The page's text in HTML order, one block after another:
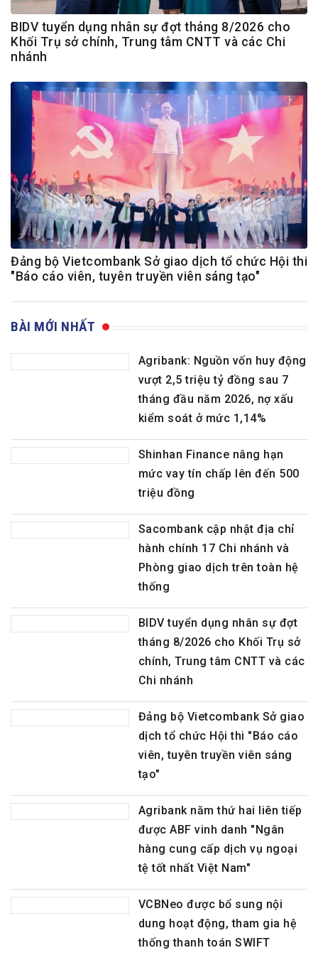
BIDV tuyển dụng nhân sự đợt tháng 8/2026 cho
Khối Trụ sở chính, Trung tâm CNTT và các Chi
nhánh
Đảng bộ Vietcombank Sở giao dịch tổ chức Hội thi
"Báo cáo viên, tuyên truyền viên sáng tạo"
BÀI MỚI NHẤT
Agribank: Nguồn vốn huy động
vượt 2,5 triệu tỷ đồng sau 7
tháng đầu năm 2026, nợ xấu
kiểm soát ở mức 1,14%
Shinhan Finance nâng hạn
mức vay tín chấp lên đến 500
triệu đồng
Sacombank cập nhật địa chỉ
Phòng giao dịch trên toàn hệ
thống
BIDV tuyển dụng nhân sự đợt
tháng 8/2026 cho Khối Trụ sở
chính, Trung tâm CNTT và các
Đảng bộ Vietcombank Sở giao
dịch tổ chức Hội thi "Báo cáo
viên, tuyên truyền viên sáng
tạo"
Agribank năm thứ hai liên tiếp
được ABF vinh danh "Ngân
hàng cung cấp dịch vụ ngoại
tệ tốt nhất Việt Nam"
VCBNeo được bổ sung nội
dung hoạt động, tham gia hệ
thống thanh toán SWIFT